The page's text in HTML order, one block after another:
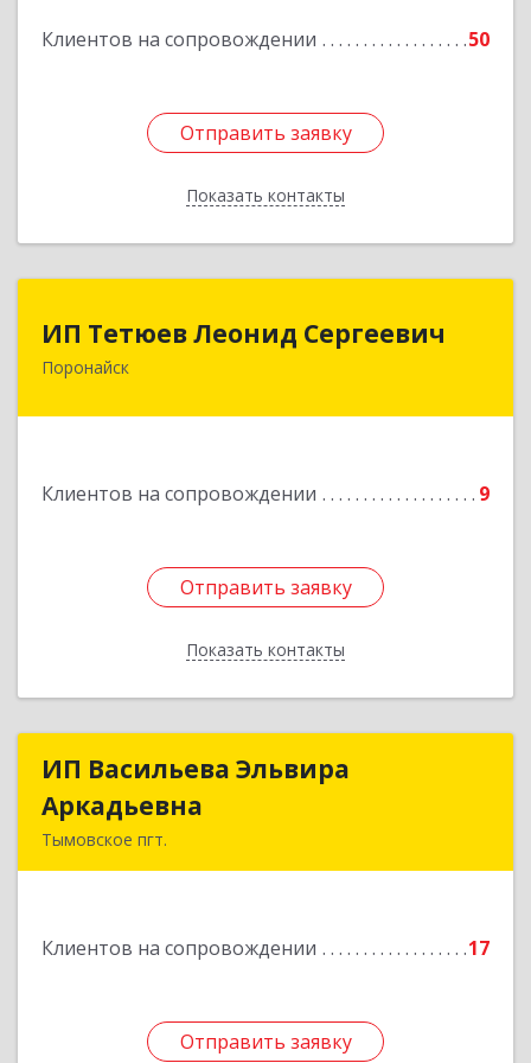
Клиентов на сопровождении 50
Отправить заявку
Показать контакты
Отправить заявку
Назад
ИП Тетюев Леонид Сергеевич
Поронайск
Клиентов на сопровождении 9
Отправить заявку
Показать контакты
694242, Сахалинская обл, Поронайск г, Фрунзе
Отправить заявку
Назад
ИП Васильева Эльвира
Аркадьевна
Тымовское пгт.
Клиентов на сопровождении 17
Отправить заявку
ИП Васильева Эльвира
Отправить заявку